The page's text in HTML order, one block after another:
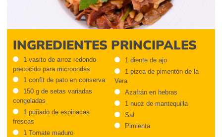
INGREDIENTES PRINCIPALES
1 vasito de arroz redondo
precocido para microondas
1 confit de pato en conserva
150 g de setas variadas
congeladas
1 puñado de espinacas
frescas
1 Tomate maduro
1 diente de ajo
1 pizca de pimentón de la
Vera
Azafrán en hebras
1 nuez de mantequilla
Sal
Pimienta